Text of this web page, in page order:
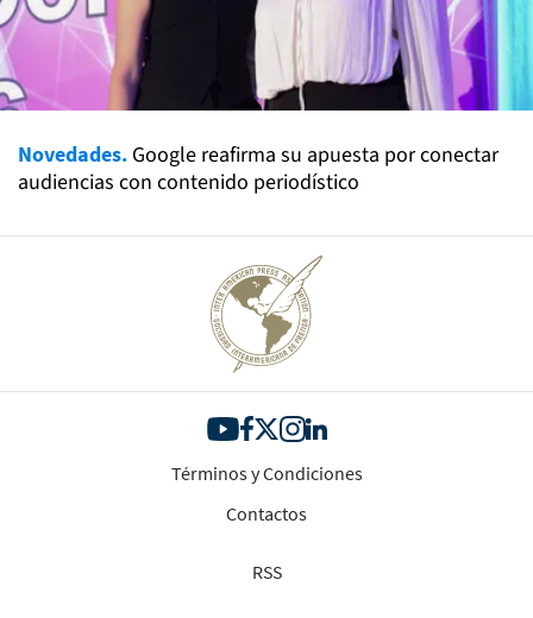
Novedades. Google reafirma su apuesta por conectar
audiencias con contenido periodístico
Términos y Condiciones
Contactos
RSS